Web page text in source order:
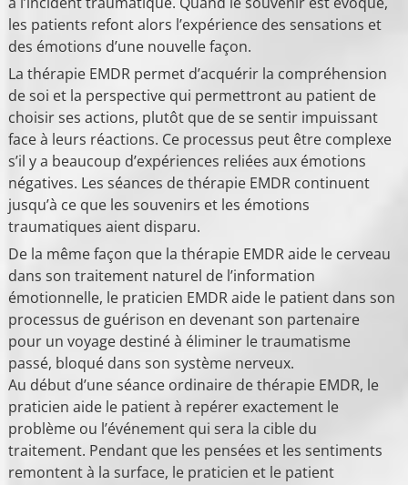
les patients refont alors l’expérience des sensations et
des émotions d’une nouvelle façon.
La thérapie EMDR permet d’acquérir la compréhension
de soi et la perspective qui permettront au patient de
choisir ses actions, plutôt que de se sentir impuissant
face à leurs réactions. Ce processus peut être complexe
s’il y a beaucoup d’expériences reliées aux émotions
négatives. Les séances de thérapie EMDR continuent
jusqu’à ce que les souvenirs et les émotions
traumatiques aient disparu.
De la même façon que la thérapie EMDR aide le cerveau
dans son traitement naturel de l’information
émotionnelle, le praticien EMDR aide le patient dans son
processus de guérison en devenant son partenaire
pour un voyage destiné à éliminer le traumatisme
passé, bloqué dans son système nerveux.
Au début d’une séance ordinaire de thérapie EMDR, le
praticien aide le patient à repérer exactement le
problème ou l’événement qui sera la cible du
traitement. Pendant que les pensées et les sentiments
remontent à la surface, le praticien et le patient